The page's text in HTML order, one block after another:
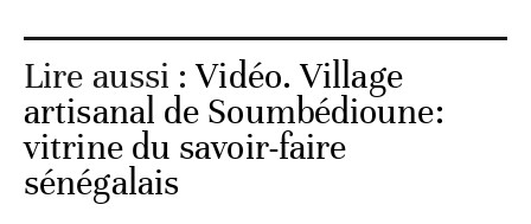
Lire aussi :Vidéo. Village
artisanal de Soumbédioune:
vitrine du savoir-faire
sénégalais